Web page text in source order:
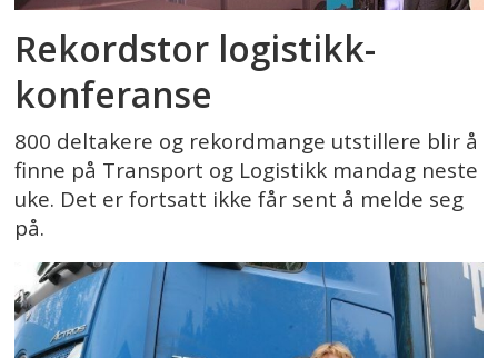
Rekordstor logistikk-
konferanse
800 deltakere og rekordmange utstillere blir å
finne på Transport og Logistikk mandag neste
uke. Det er fortsatt ikke får sent å melde seg
på.